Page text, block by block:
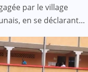
par le village
en se déclarant…